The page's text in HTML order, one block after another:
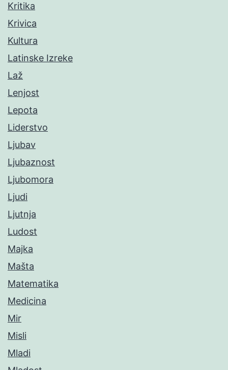
Kritika
Krivica
Kultura
Latinske Izreke
Laž
Lenjost
Lepota
Liderstvo
Ljubav
Ljubaznost
Ljubomora
Ljudi
Ljutnja
Ludost
Majka
Mašta
Matematika
Medicina
Mir
Misli
Mladi